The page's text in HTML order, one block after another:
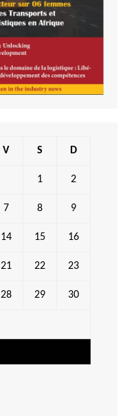
V S D
1 2
7 8 9
14 15 16
21 22 23
28 29 30